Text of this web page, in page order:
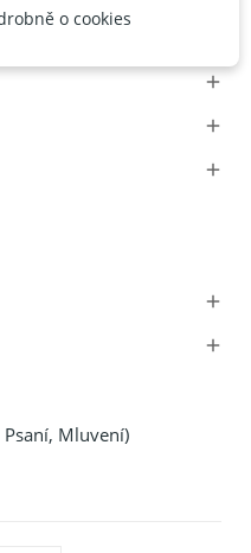





Mluvení)
o cookies